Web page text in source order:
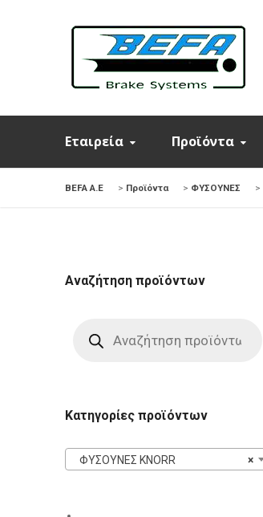
Εταιρεία Προϊόντα
BEFA Α.Ε > Προϊόντα > ΦΥΣΟΥΝΕΣ >
Αναζήτηση προϊόντων
search
Κατηγορίες προϊόντων
×
ΦΥΣΟΥΝΕΣ KNORR